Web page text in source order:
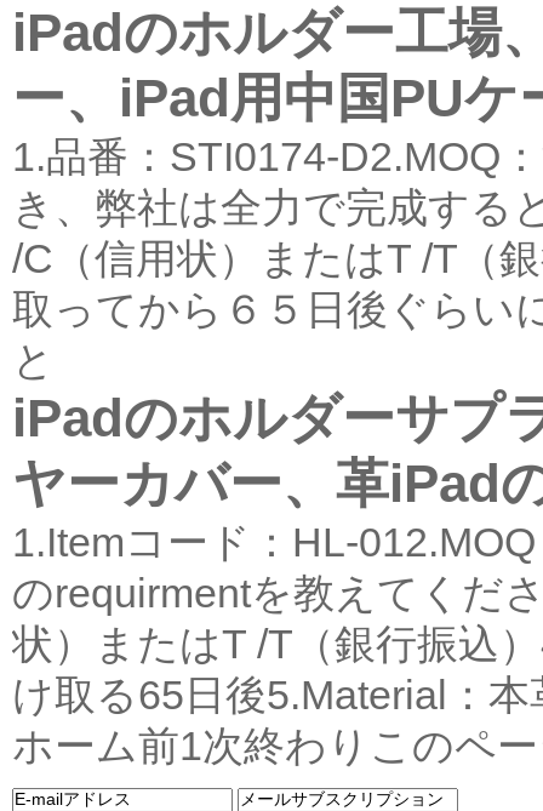
iPadのホルダー工場
ー、iPad用中国PUケ
1.品番：STI0174-D2.MOQ
き、弊社は全力で完成する
/C（信用状）またはT /T（
取ってから６５日後ぐらい
と
iPadのホルダーサプ
ヤーカバー、革iPad
1.Itemコード：HL-
のrequirmentを教えてくだ
状）またはT /T（銀行振込
け取る65日後5.Material：
ホーム前1次終わり このペ